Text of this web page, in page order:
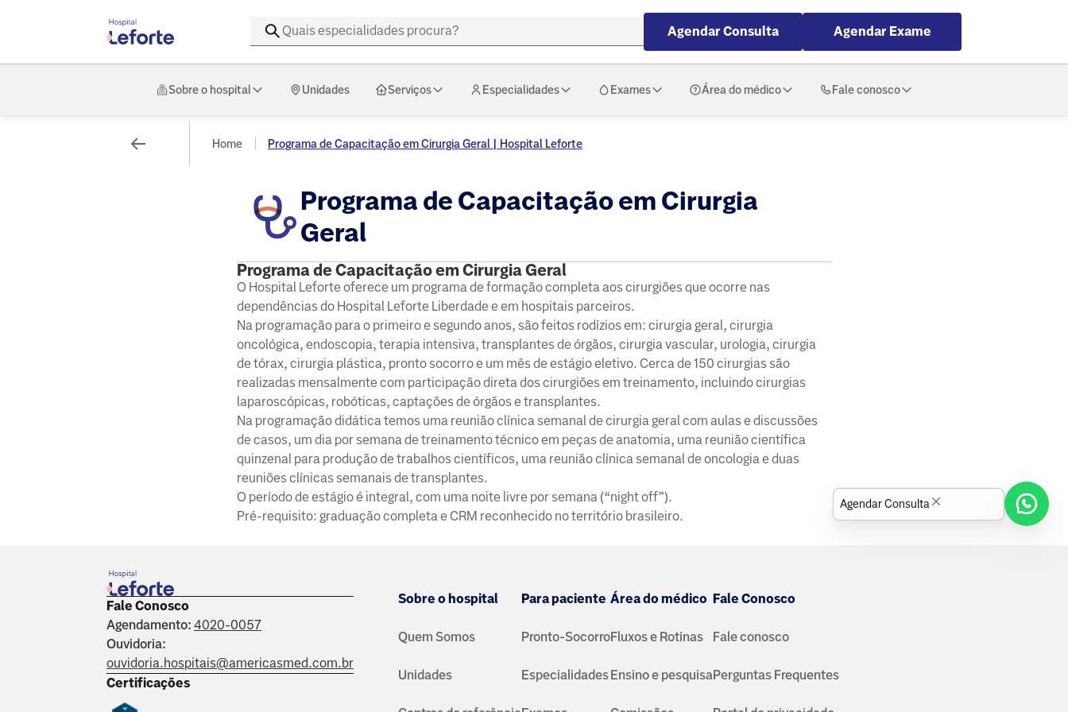
Agendar Consulta Agendar Exame
Sobre o hospital Unidades Serviços Especialidades Exames Área do médico Fale conosco
Home Programa de Capacitação em Cirurgia Geral | Hospital Leforte
Programa de Capacitação em Cirurgia
Geral
Programa de Capacitação em Cirurgia Geral
O Hospital Leforte oferece um programa de formação completa aos cirurgiões que ocorre nas
dependências do Hospital Leforte Liberdade e em hospitais parceiros.
Na programação para o primeiro e segundo anos, são feitos rodízios em: cirurgia geral, cirurgia
oncológica, endoscopia, terapia intensiva, transplantes de órgãos, cirurgia vascular, urologia, cirurgia
de tórax, cirurgia plástica, pronto socorro e um mês de estágio eletivo. Cerca de 150 cirurgias são
realizadas mensalmente com participação direta dos cirurgiões em treinamento, incluindo cirurgias
laparoscópicas, robóticas, captações de órgãos e transplantes.
Na programação didática temos uma reunião clínica semanal de cirurgia geral com aulas e discussões
de casos, um dia por semana de treinamento técnico em peças de anatomia, uma reunião científica
quinzenal para produção de trabalhos científicos, uma reunião clínica semanal de oncologia e duas
reuniões clínicas semanais de transplantes.
O período de estágio é integral, com uma noite livre por semana (“night off”).
Pré-requisito: graduação completa e CRM reconhecido no território brasileiro.
Fale Conosco
Agendamento: 4020-0057
Ouvidoria:
ouvidoria.hospitais@americasmed.com.br
Certificações
Sobre o hospital
Quem Somos
Unidades
Para paciente
Pronto-Socorro
Especialidades
Área do médico
Fluxos e Rotinas
Ensino e pesquisa
Fale Conosco
Fale conosco
Perguntas Frequentes
Agendar Consulta